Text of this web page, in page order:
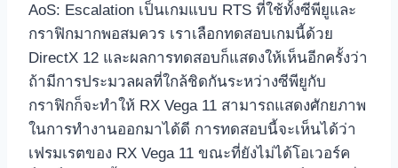
AoS: Escalation เป็นเกมแบบ RTS ที่ใช้ทั้งซีพียูและ
กราฟิกมากพอสมควร เราเลือกทดสอบเกมนี้ด้วย
DirectX 12 และผลการทดสอบก็แสดงให้เห็นอีกครั้งว่า
ถ้ามีการประมวลผลที่ใกล้ชิดกันระหว่างซีพียูกับ
กราฟิกก็จะทำให้ RX Vega 11 สามารถแสดงศักยภาพ
ในการทำงานออกมาได้ดี การทดสอบนี้จะเห็นได้ว่า
เฟรมเรตของ RX Vega 11 ขณะที่ยังไม่ได้โอเวอร์ค